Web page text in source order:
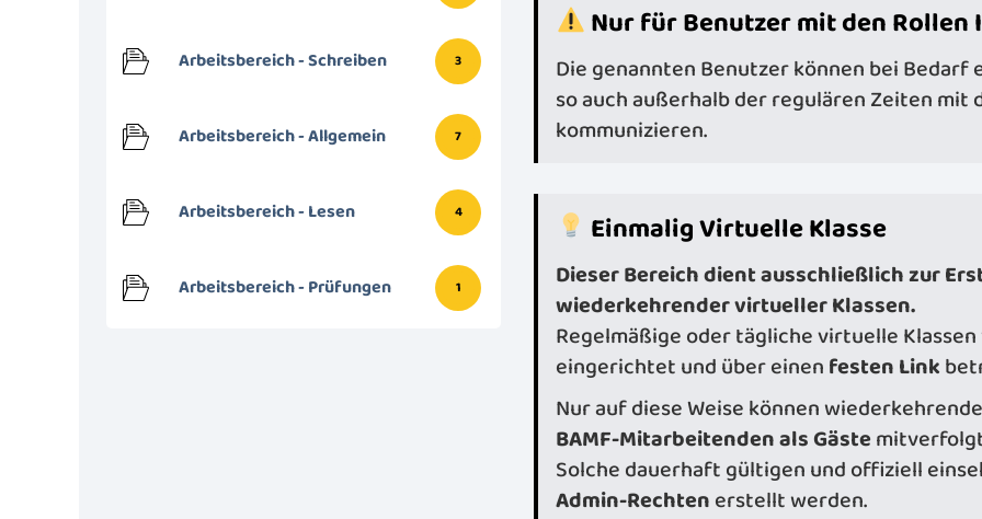
Arbeitsbereich - Schreiben 3
Arbeitsbereich - Allgemein 7
Arbeitsbereich - Lesen 4
Arbeitsbereich - Prüfungen 1
Nur für Benutzer mit den
Die genannten Benutzer können bei
so auch außerhalb der regulären Zeiten mit
kommunizieren.
Einmalig Virtuelle Klasse
Dieser Bereich dient ausschließlich zur
wiederkehrender virtueller Klassen.
Regelmäßige oder tägliche virtuelle
eingerichtet und über einenfesten Link
Nur auf diese Weise können
BAMF-Mitarbeitenden als Gäste
Solche dauerhaft gültigen und offiziell
Admin-Rechtenerstellt werden.